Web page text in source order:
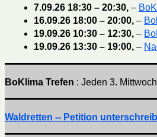
7.09.26 18:30 – 20:30,–
16.09.26 18:00 – 20:00,–
19.09.26 10:30 – 12:30,–
19.09.26 13:30 – 19:00,–
BoKlima Trefen : Jeden 3.
Waldretten -- Petition